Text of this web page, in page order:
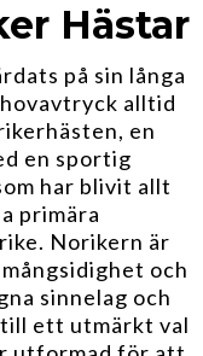
Hästar
på sin långa
alltid
en
en sportig
har blivit allt
primära
Norikern är
och
sinnelag och
ett utmärkt val